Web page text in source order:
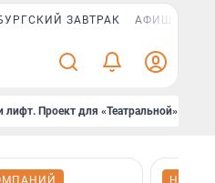
ЗАВТРАК АФИША PLUS
лифт. Проект для «Театральной»